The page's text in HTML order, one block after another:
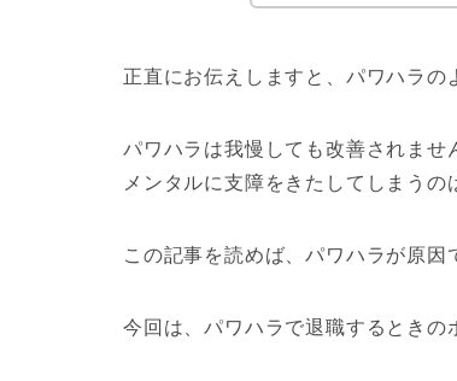
正直にお伝えしますと、パワハラの
パワハラは我慢しても改善されま
メンタルに支障をきたしてしまうの
この記事を読めば、パワハラが原因
今回は、パワハラで退職するときの